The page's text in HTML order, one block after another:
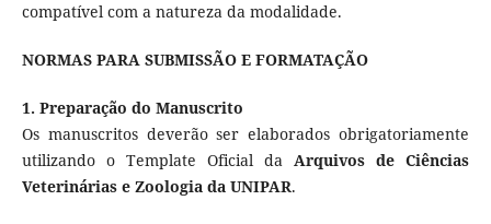
compatível com a natureza da modalidade.
NORMAS PARA SUBMISSÃO E FORMATAÇÃO
1. Preparação do Manuscrito
Os manuscritos deverão ser elaborados obrigatoriamente
utilizando o Template Oficial daArquivos de Ciências
Veterinárias e Zoologia da UNIPAR.